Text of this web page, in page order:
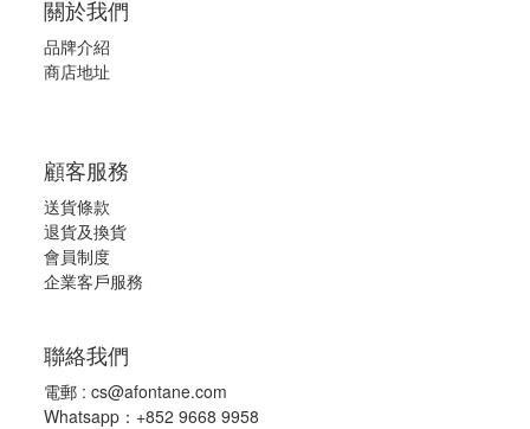
關於我們
品牌介紹
商店地址
顧客服務
送貨條款
退貨及換貨
會員制度
企業客戶服務
聯絡我們
電郵 : cs@afontane.com
Whatsapp：+852 9668 9958